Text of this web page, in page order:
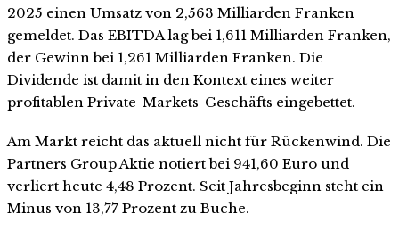
2025 einen Umsatz von 2,563 Milliarden Franken
gemeldet. Das EBITDA lag bei 1,611 Milliarden Franken,
der Gewinn bei 1,261 Milliarden Franken. Die
Dividende ist damit in den Kontext eines weiter
profitablen Private-Markets-Geschäfts eingebettet.
Am Markt reicht das aktuell nicht für Rückenwind. Die
Partners Group Aktie notiert bei 941,60 Euro und
verliert heute 4,48 Prozent. Seit Jahresbeginn steht ein
Minus von 13,77 Prozent zu Buche.